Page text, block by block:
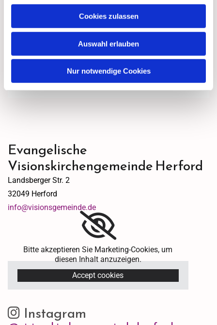
Cookies zulassen
Auswahl erlauben
Nur notwendige Cookies
Evangelische
Visionskirchengemeinde Herford
Landsberger Str. 2
32049 Herford
info@visionsgemeinde.de
Bitte akzeptieren Sie Marketing-Cookies, um
diesen Inhalt anzuzeigen.
Accept cookies
 Instagram